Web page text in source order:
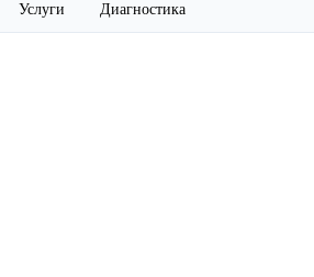
Услуги Диагностика